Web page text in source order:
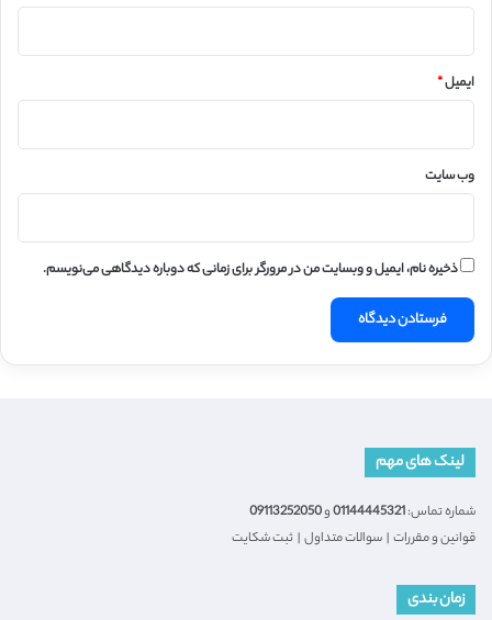
ایمیل*
وب‌ سایت
ذخیره نام، ایمیل و وبسایت من در مرورگر برای زمانی که دوباره دیدگاهی می‌نویسم.
لینک های مهم
شماره تماس:01144445321و09113252050
قوانین و مقررات | سوالات متداول | ثبت شکایت
زمان بندی